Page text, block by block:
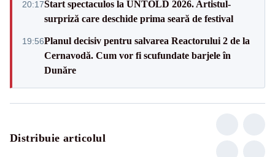
20:17Start spectaculos la UNTOLD 2026. Artistul-
surpriză care deschide prima seară de festival
19:56Planul decisiv pentru salvarea Reactorului 2 de la
Cernavodă. Cum vor fi scufundate barjele în
Dunăre
Distribuie articolul